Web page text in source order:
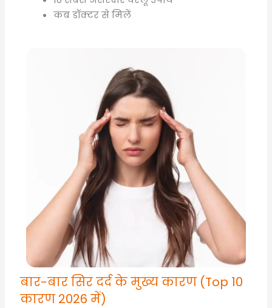
कब डॉक्टर से मिलें
बार-बार सिर दर्द के मुख्य कारण (Top 10
कारण 2026 में)